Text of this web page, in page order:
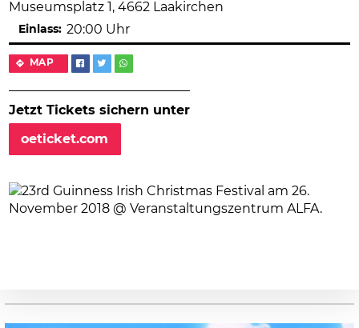
Museumsplatz 1, 4662 Laakirchen
MAP
Jetzt Tickets sichern unter
oeticket.com
Einlass: 20:00 Uhr